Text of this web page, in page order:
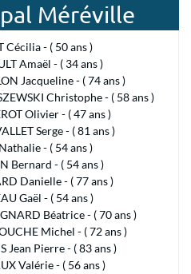
Méréville
Cécilia - ( 50 ans )
Amaël - ( 34 ans )
Jacqueline - ( 74 ans )
Christophe - ( 58 ans )
Olivier - ( 47 ans )
Serge - ( 81 ans )
- ( 54 ans )
Bernard - ( 54 ans )
Danielle - ( 77 ans )
Gaël - ( 54 ans )
Béatrice - ( 70 ans )
Michel - ( 72 ans )
Jean Pierre - ( 83 ans )
Valérie - ( 56 ans )